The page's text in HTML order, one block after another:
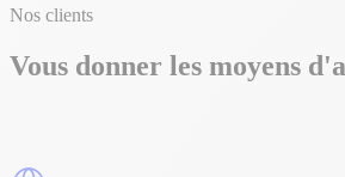
Nos clients
Vous donner les moyens